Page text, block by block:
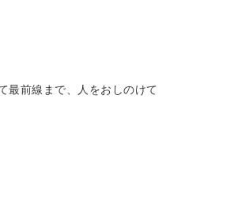
最前線まで、人をおしのけて